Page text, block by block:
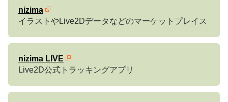
nizima
イラストやLive2Dデータなどのマーケットプレイス
nizima LIVE
Live2D公式トラッキングアプリ